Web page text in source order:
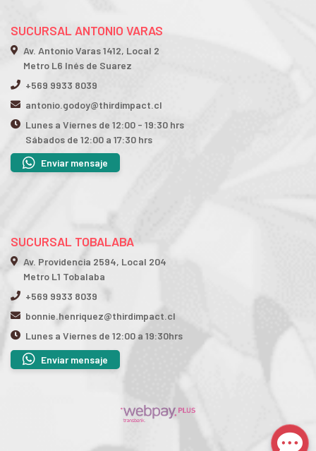
SUCURSAL ANTONIO VARAS
Av. Antonio Varas 1412, Local 2
Metro L6 Inés de Suarez
+569 9933 8039
antonio.godoy@thirdimpact.cl
Lunes a Viernes de 12:00 - 19:30 hrs
Sábados de 12:00 a 17:30 hrs
Enviar mensaje
SUCURSAL TOBALABA
Av. Providencia 2594, Local 204
Metro L1 Tobalaba
+569 9933 8039
bonnie.henriquez@thirdimpact.cl
Lunes a Viernes de 12:00 a 19:30hrs
Enviar mensaje